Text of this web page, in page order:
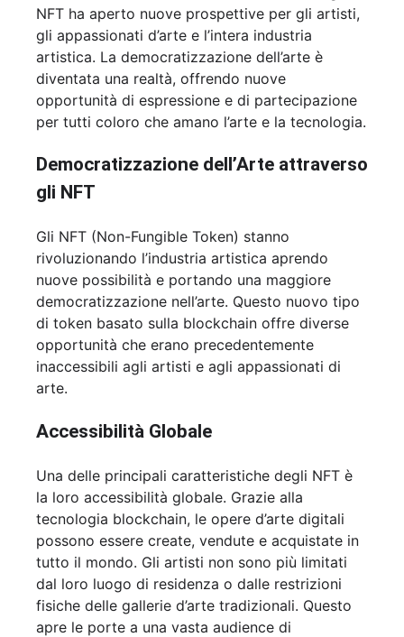
NFT ha aperto nuove prospettive per gli artisti,
gli appassionati d’arte e l’intera industria
artistica. La democratizzazione dell’arte è
diventata una realtà, offrendo nuove
opportunità di espressione e di partecipazione
per tutti coloro che amano l’arte e la tecnologia.
Democratizzazione dell’Arte attraverso
gli NFT
Gli NFT (Non-Fungible Token) stanno
rivoluzionando l’industria artistica aprendo
nuove possibilità e portando una maggiore
democratizzazione nell’arte. Questo nuovo tipo
di token basato sulla blockchain offre diverse
opportunità che erano precedentemente
inaccessibili agli artisti e agli appassionati di
arte.
Accessibilità Globale
Una delle principali caratteristiche degli NFT è
la loro accessibilità globale. Grazie alla
tecnologia blockchain, le opere d’arte digitali
possono essere create, vendute e acquistate in
tutto il mondo. Gli artisti non sono più limitati
dal loro luogo di residenza o dalle restrizioni
fisiche delle gallerie d’arte tradizionali. Questo
apre le porte a una vasta audience di